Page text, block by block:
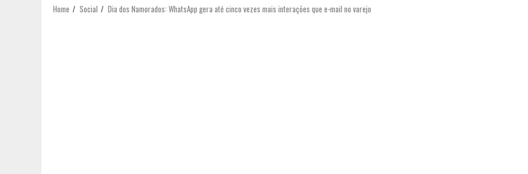
Home Social Dia dos Namorados: WhatsApp gera até cinco vezes mais interações que e-mail no varejo